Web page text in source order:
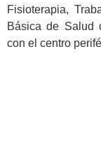
Fisioterapia,
Básica de Salud
con el centro